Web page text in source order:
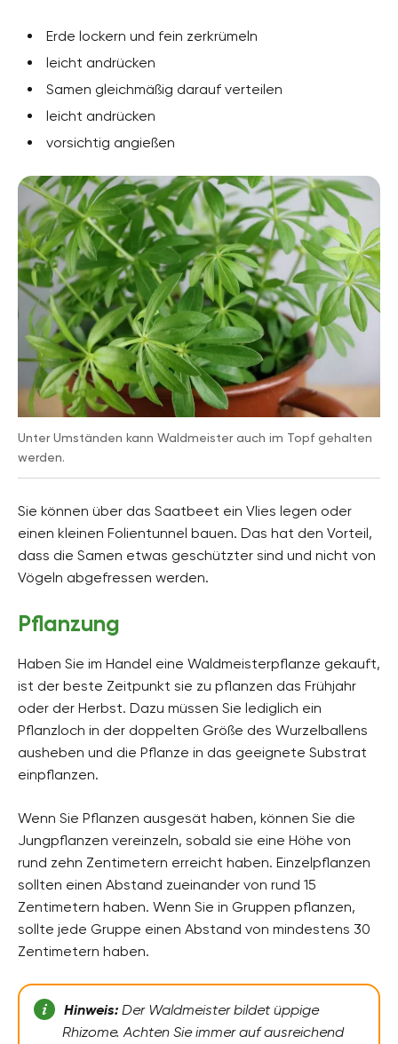
Erde lockern und fein zerkrümeln
leicht andrücken
Samen gleichmäßig darauf verteilen
leicht andrücken
vorsichtig angießen
Unter Umständen kann Waldmeister auch im Topf gehalten
werden.
Sie können über das Saatbeet ein Vlies legen oder
einen kleinen Folientunnel bauen. Das hat den Vorteil,
dass die Samen etwas geschützter sind und nicht von
Vögeln abgefressen werden.
Pflanzung
Haben Sie im Handel eine Waldmeisterpflanze gekauft,
ist der beste Zeitpunkt sie zu pflanzen das Frühjahr
oder der Herbst. Dazu müssen Sie lediglich ein
Pflanzloch in der doppelten Größe des Wurzelballens
ausheben und die Pflanze in das geeignete Substrat
einpflanzen.
Wenn Sie Pflanzen ausgesät haben, können Sie die
Jungpflanzen vereinzeln, sobald sie eine Höhe von
rund zehn Zentimetern erreicht haben. Einzelpflanzen
sollten einen Abstand zueinander von rund 15
Zentimetern haben. Wenn Sie in Gruppen pflanzen,
sollte jede Gruppe einen Abstand von mindestens 30
Zentimetern haben.
Hinweis: Der Waldmeister bildet üppige
Rhizome. Achten Sie immer auf ausreichend